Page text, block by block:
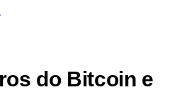
do Bitcoin e